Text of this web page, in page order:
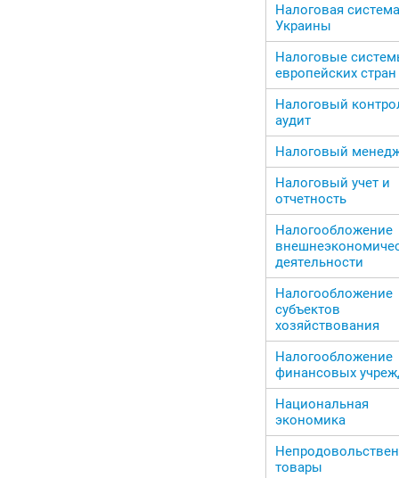
Налоговая система
Украины
Налоговые
европейских стран
Налоговый
аудит
Налоговый
Налоговый учет и
отчетность
Налогообложение
деятельности
Налогообложение
субъектов
хозяйствования
Налогообложение
финансовых
Национальная
экономика
товары